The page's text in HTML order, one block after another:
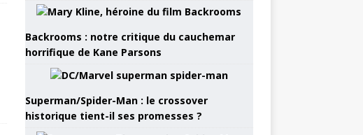
Backrooms : notre critique du cauchemar
horrifique de Kane Parsons
Superman/Spider-Man : le crossover
historique tient-il ses promesses ?